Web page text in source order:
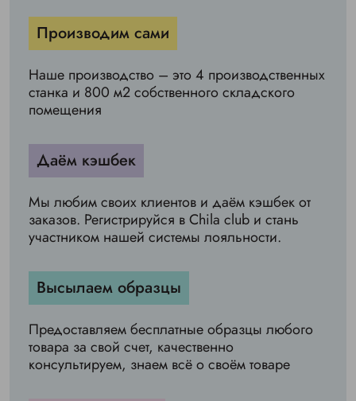
Производим сами
Наше производство – это 4 производственных
станка и 800 м2 собственного складского
помещения
Даём кэшбек
Мы любим своих клиентов и даём кэшбек от
заказов. Регистрируйся в Chila club и стань
участником нашей системы лояльности.
Высылаем образцы
Предоставляем бесплатные образцы любого
товара за свой счет, качественно
консультируем, знаем всё о своём товаре